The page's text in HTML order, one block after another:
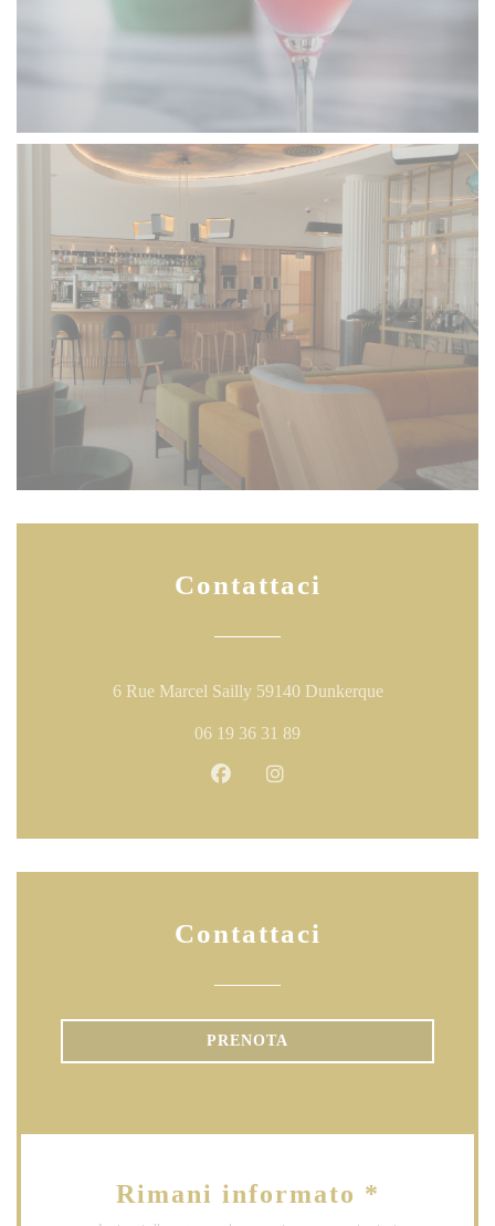
Contattaci
6 Rue Marcel Sailly 59140 Dunkerque((apre una
06 19 36 31 89
Facebook ((apre una nuova
Contattaci
PRENOTA
Rimani informato *